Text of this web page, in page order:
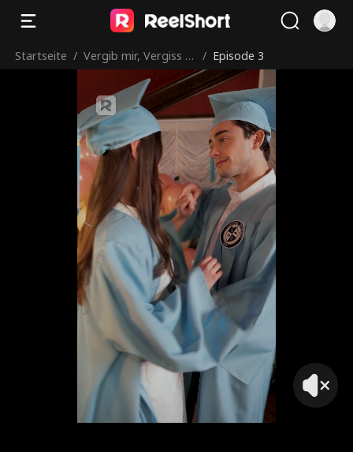
Startseite / Vergib mir, Vergiss m
/ Episode 3